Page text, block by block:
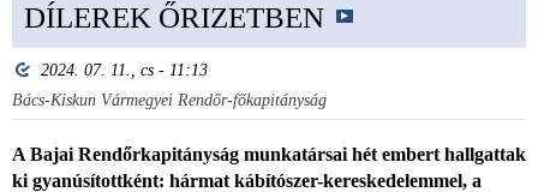
DÍLEREK ŐRIZETBEN
2024. 07. 11., cs - 11:13
Bács-Kiskun Vármegyei Rendőr-főkapitányság
A Bajai Rendőrkapitányság munkatársai hét embert hallgattak
ki gyanúsítottként: hármat kábítószer-kereskedelemmel, a